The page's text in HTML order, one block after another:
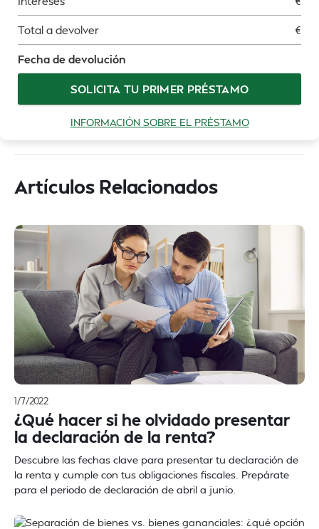
Total a devolver €
Fecha de devolución
SOLICITA TU PRIMER PRÉSTAMO
INFORMACIÓN SOBRE EL PRÉSTAMO
Artículos Relacionados
1/7/2022
¿Qué hacer si he olvidado presentar
la declaración de la renta?
Descubre las fechas clave para presentar tu declaración de
la renta y cumple con tus obligaciones fiscales. Prepárate
para el periodo de declaración de abril a junio.